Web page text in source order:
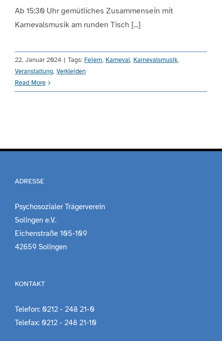
Engagement
Aktuelles
Jobs
Ab 15:30 Uhr gemütliches Zusammensein mit
Karnevalsmusik am runden Tisch [...]
22. Januar 2024 | Tags: Feiern, Karneval, Karnevalsmusik,
Veranstaltung, Verkleiden
Read More
ADRESSE
Psychosozialer Trägerverein
Solingen e.V.
Eichenstraße 105-109
42659 Solingen
KONTAKT
Telefon: 0212 - 248 21-0
Telefax: 0212 - 248 21-10